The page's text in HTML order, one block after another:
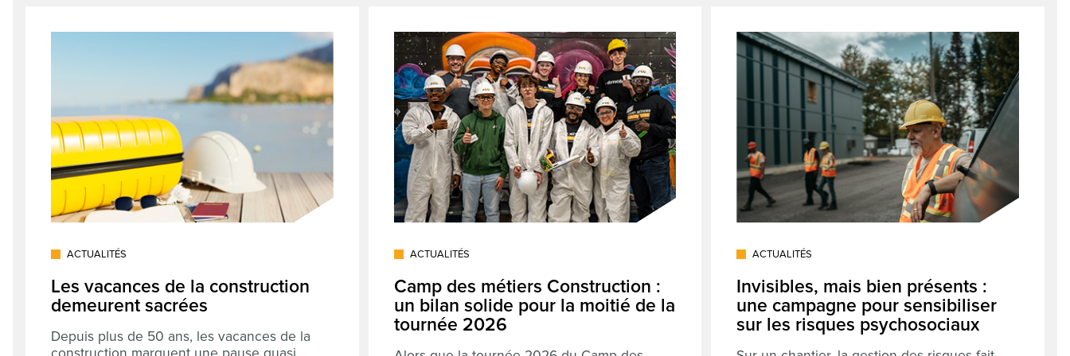
ACTUALITÉS
Les vacances de la construction
demeurent sacrées
Depuis plus de 50 ans, les vacances de la
ACTUALITÉS
Camp des métiers Construction :
un bilan solide pour la moitié de la
tournée 2026
ACTUALITÉS
Invisibles, mais bien présents :
une campagne pour sensibiliser
sur les risques psychosociaux